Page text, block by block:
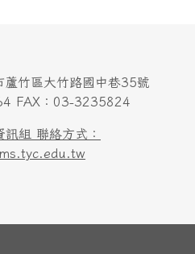
竹區大竹路國中巷35號
FAX：03-3235824
訊組 聯絡方式：